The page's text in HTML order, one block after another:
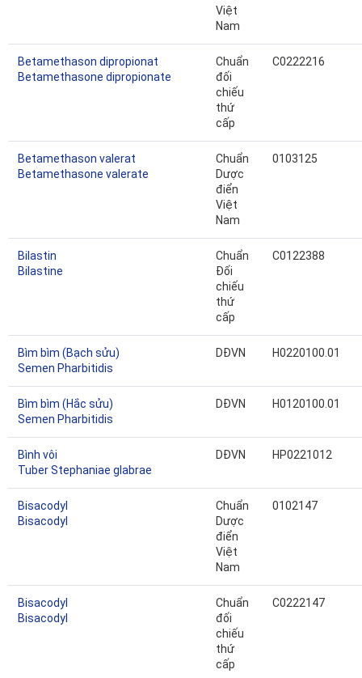
Việt
Nam
Betamethason dipropionat
Betamethasone dipropionate
Chuẩn
đối
chiếu
thứ
cấp
C0222216
Betamethason valerat
Betamethasone valerate
Chuẩn
Dược
điển
Việt
Nam
0103125
Bilastin
Bilastine
Chuẩn
Đối
chiếu
thứ
cấp
C0122388
Bìm bìm (Bạch sửu)
Semen Pharbitidis
DĐVN H0220100.01
Bìm bìm (Hắc sửu)
Semen Pharbitidis
DĐVN H0120100.01
Bình vôi
Tuber Stephaniae glabrae
DĐVN HP0221012
Bisacodyl
Bisacodyl
Chuẩn
Dược
điển
Việt
Nam
0102147
Bisacodyl
Bisacodyl
Chuẩn
đối
chiếu
thứ
cấp
C0222147